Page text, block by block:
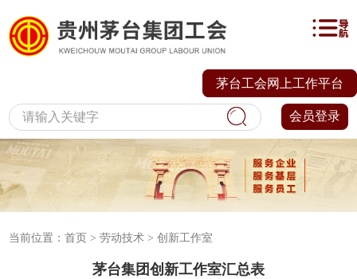
茅台工会网上工作平台
会员登录
当前位置：首页 >劳动技术 >创新工作室
茅台集团创新工作室汇总表